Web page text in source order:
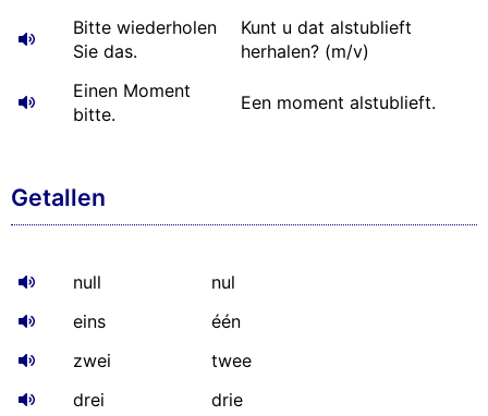
Bitte wiederholen
Sie das.
Kunt u dat alstublieft
herhalen? (m/v)
Einen Moment
bitte.
Een moment alstublieft.
Getallen
null
nul
eins
één
zwei
twee
drei
drie